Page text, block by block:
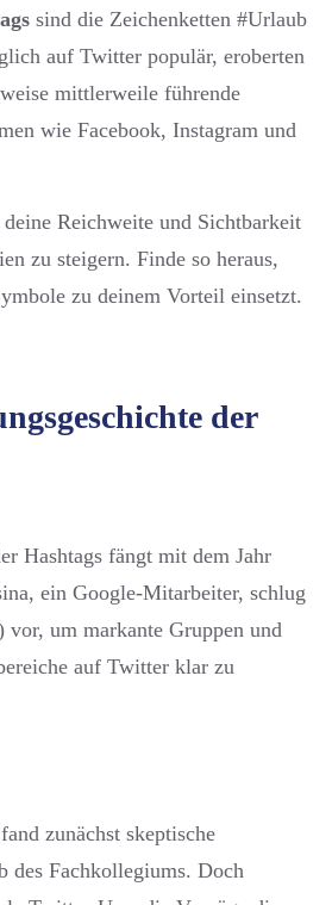
sind die Zeichenketten #Urlaub
auf Twitter populär, eroberten
mittlerweile führende
wie Facebook, Instagram und
Reichweite und Sichtbarkeit
zu steigern. Finde so heraus,
zu deinem Vorteil einsetzt.
der
Hashtags fängt mit dem Jahr
ein Google-Mitarbeiter, schlug
vor, um markante Gruppen und
auf Twitter klar zu
zunächst skeptische
des Fachkollegiums. Doch